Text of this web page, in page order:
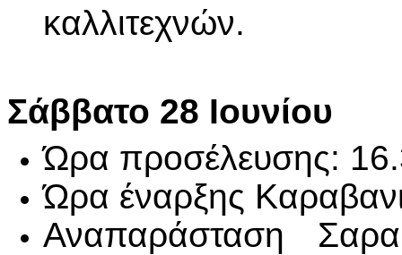
καλλιτεχνών.
Σάββατο 28 Ιουνίου
Ώρα προσέλευσης:
Ώρα έναρξης
Αναπαράσταση